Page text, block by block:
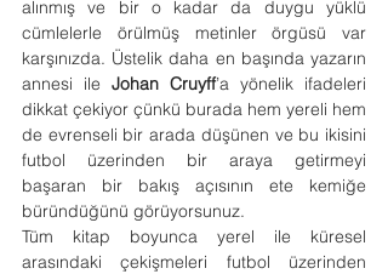
alınmış ve bir o kadar da duygu yüklü
cümlelerle örülmüş metinler örgüsü var
karşınızda. Üstelik daha en başında yazarın
annesi ile Johan Cruyff’a yönelik ifadeleri
dikkat çekiyor çünkü burada hem yereli hem
de evrenseli bir arada düşünen ve bu ikisini
futbol üzerinden bir araya getirmeyi
başaran bir bakış açısının ete kemiğe
büründüğünü görüyorsunuz.
Tüm kitap boyunca yerel ile küresel
arasındaki çekişmeleri futbol üzerinden